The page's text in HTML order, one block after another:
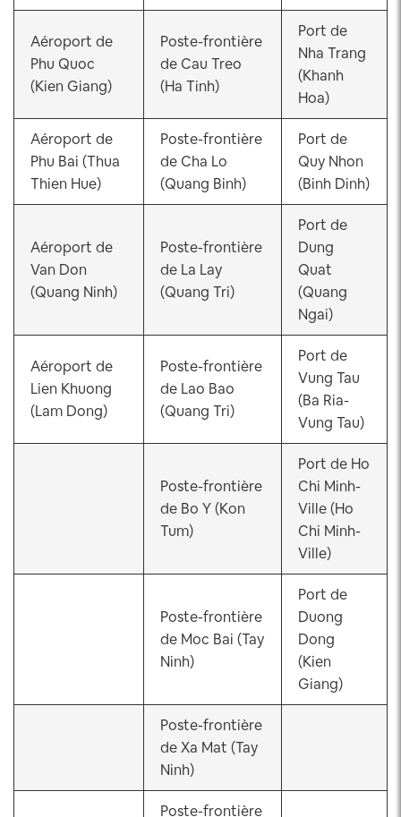
Aéroport de
Phu Quoc
(Kien Giang)
Poste-frontière
de Cau Treo
(Ha Tinh)
Port de
Nha Trang
(Khanh
Hoa)
Aéroport de
Phu Bai (Thua
Thien Hue)
Poste-frontière
de Cha Lo
(Quang Binh)
Port de
Quy Nhon
(Binh Dinh)
Aéroport de
Van Don
(Quang Ninh)
Poste-frontière
de La Lay
(Quang Tri)
Port de
Dung
Quat
(Quang
Ngai)
Aéroport de
Lien Khuong
(Lam Dong)
Poste-frontière
de Lao Bao
(Quang Tri)
Port de
Vung Tau
(Ba Ria-
Vung Tau)
Poste-frontière
de Bo Y (Kon
Tum)
Port de Ho
Chi Minh-
Ville (Ho
Chi Minh-
Ville)
Poste-frontière
de Moc Bai (Tay
Ninh)
Port de
Duong
Dong
(Kien
Giang)
Poste-frontière
de Xa Mat (Tay
Ninh)
Poste-frontière